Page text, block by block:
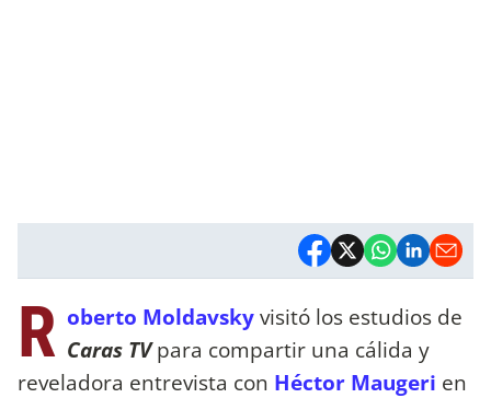
R oberto Moldavskyvisitó los estudios de
Caras TVpara compartir una cálida y
reveladora entrevista con Héctor Maugeri en